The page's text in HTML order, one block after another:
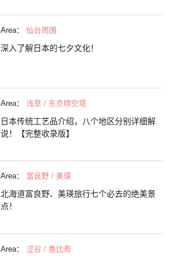
Area： 仙台周围
深入了解日本的七夕文化！
Area： 浅草 / 东京晴空塔
日本传统工艺品介绍，八个地区分别详细解
说！【完整收录版】
Area： 富良野 / 美瑛
北海道富良野、美瑛旅行七个必去的绝美景
点！
Area： 涩谷 / 惠比寿